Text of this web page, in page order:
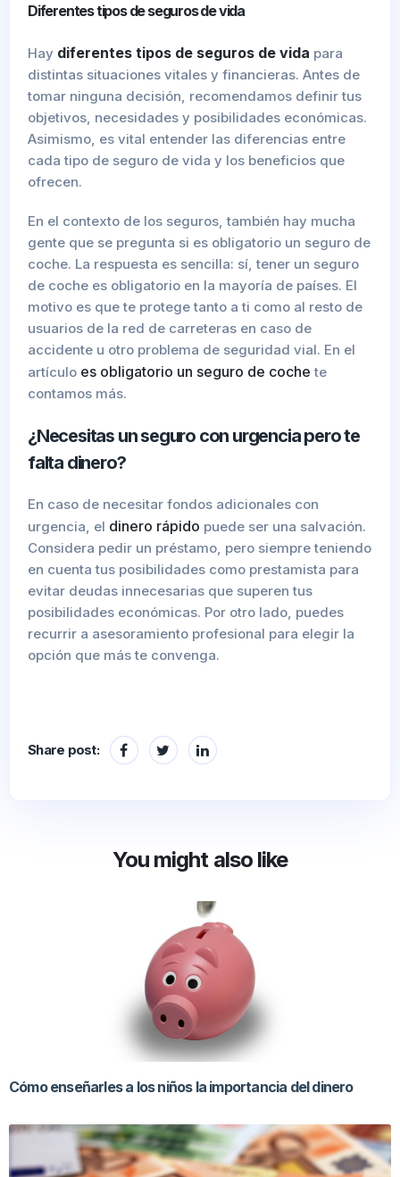
Diferentes tipos de seguros de vida
Hay diferentes tipos de seguros de vida para
distintas situaciones vitales y financieras. Antes de
tomar ninguna decisión, recomendamos definir tus
objetivos, necesidades y posibilidades económicas.
Asimismo, es vital entender las diferencias entre
cada tipo de seguro de vida y los beneficios que
ofrecen.
En el contexto de los seguros, también hay mucha
gente que se pregunta si es obligatorio un seguro de
coche. La respuesta es sencilla: sí, tener un seguro
de coche es obligatorio en la mayoría de países. El
motivo es que te protege tanto a ti como al resto de
usuarios de la red de carreteras en caso de
accidente u otro problema de seguridad vial. En el
artículo es obligatorio un seguro de coche te
contamos más.
¿Necesitas un seguro con urgencia pero te
falta dinero?
En caso de necesitar fondos adicionales con
urgencia, el dinero rápido puede ser una salvación.
Considera pedir un préstamo, pero siempre teniendo
en cuenta tus posibilidades como prestamista para
evitar deudas innecesarias que superen tus
posibilidades económicas. Por otro lado, puedes
recurrir a asesoramiento profesional para elegir la
opción que más te convenga.
Share post:
You might also like
Cómo enseñarles a los niños la importancia del dinero